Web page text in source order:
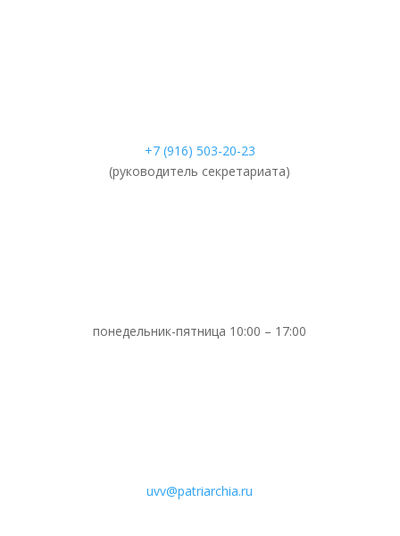
+7 (916) 503-20-23
(руководитель секретариата)
понедельник-пятница 10:00 – 17:00
uvv@patriarchia.ru